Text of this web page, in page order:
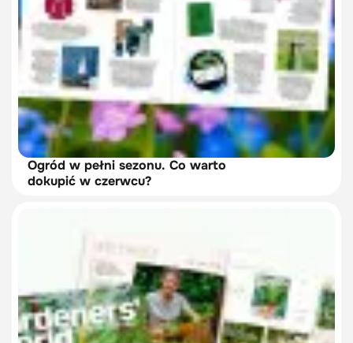
Ogród w pełni sezonu. Co warto
dokupić w czerwcu?